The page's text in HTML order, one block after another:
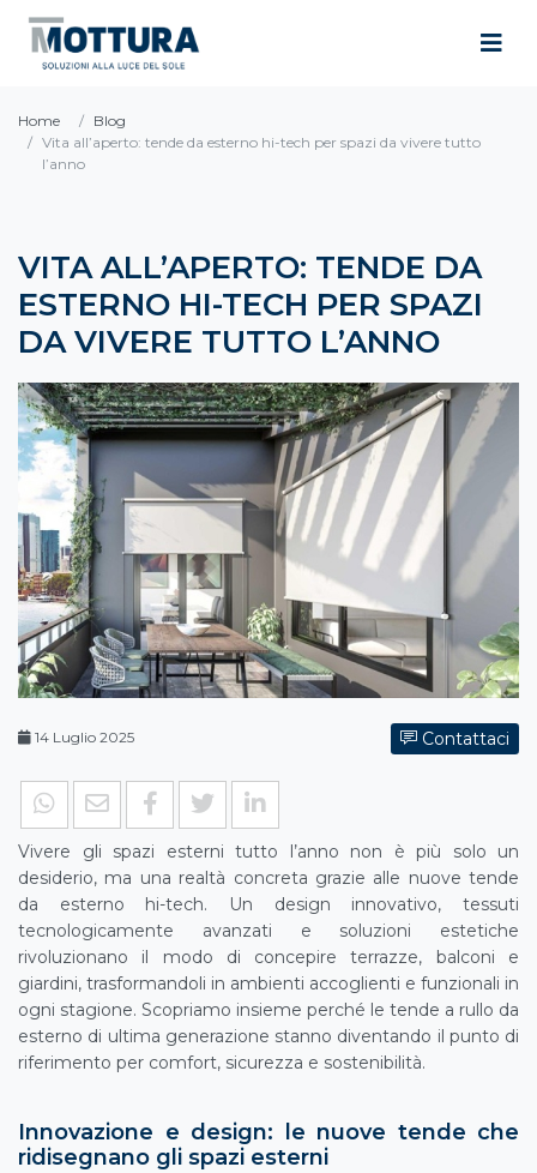
Home
Blog
Vita all’aperto: tende da esterno hi-tech per spazi da vivere tutto
l’anno
VITA ALL’APERTO: TENDE DA
ESTERNO HI-TECH PER SPAZI
DA VIVERE TUTTO L’ANNO
14 Luglio 2025 Contattaci
Vivere gli spazi esterni tutto l’anno non è più solo un
desiderio, ma una realtà concreta grazie alle nuove tende
da esterno hi-tech. Un design innovativo, tessuti
tecnologicamente avanzati e soluzioni estetiche
rivoluzionano il modo di concepire terrazze, balconi e
giardini, trasformandoli in ambienti accoglienti e funzionali in
ogni stagione. Scopriamo insieme perché le tende a rullo da
esterno di ultima generazione stanno diventando il punto di
riferimento per comfort, sicurezza e sostenibilità.
Innovazione e design: le nuove tende che
ridisegnano gli spazi esterni